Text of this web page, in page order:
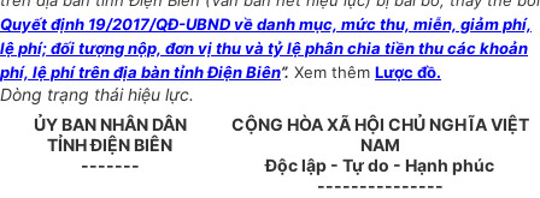
Quyết định 19/2017/QĐ-UBND về danh mục, mức thu, miễn, giảm phí,
lệ phí; đối tượng nộp, đơn vị thu và tỷ lệ phân chia tiền thu các khoản
phí, lệ phí trên địa bàn tỉnh Điện Biên”. Xem thêm Lược đồ.
Dòng trạng thái hiệu lực.
ỦY BAN NHÂN DÂN
TỈNH ĐIỆN BIÊN
-------
CỘNG HÒA XÃ HỘI CHỦ NGHĨA VIỆT
NAM
Độc lập - Tự do - Hạnh phúc
---------------